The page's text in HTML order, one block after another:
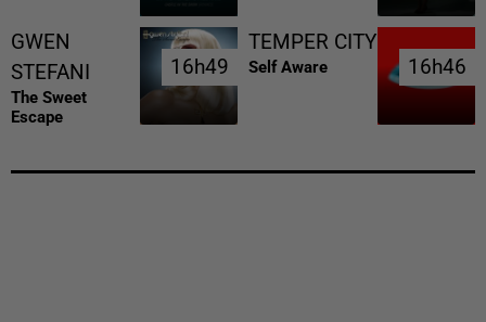
GWEN
STEFANI
The Sweet
Escape
16h49
16h49
TEMPER CITY
Self Aware 16h46
16h46